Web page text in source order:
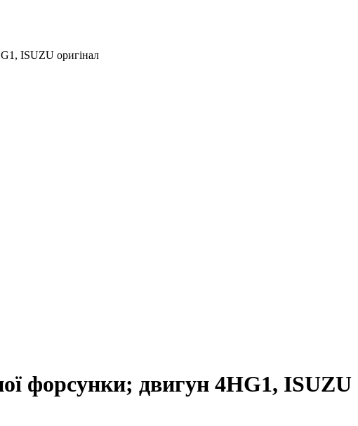
ISUZU оригінал
форсунки; двигун 4HG1, ISUZU